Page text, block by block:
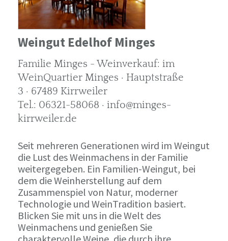
Weingut Edelhof Minges
Familie Minges - Weinverkauf: im
WeinQuartier Minges · Hauptstraße
3 · 67489 Kirrweiler
Tel.: 06321-58068 · info@minges-
kirrweiler.de
Seit mehreren Generationen wird im Weingut
die Lust des Weinmachens in der Familie
weitergegeben. Ein Familien-Weingut, bei
dem die Weinherstellung auf dem
Zusammenspiel von Natur, moderner
Technologie und WeinTradition basiert.
Blicken Sie mit uns in die Welt des
Weinmachens und genießen Sie